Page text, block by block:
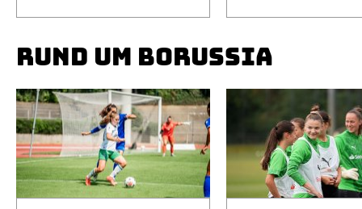
RUND UM BORUSSIA